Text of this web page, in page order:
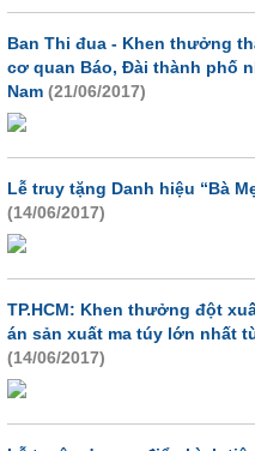
Ban Thi đua - Khen thưởng
cơ quan Báo, Đài thành phố
Nam (21/06/2017)
Lễ truy tặng Danh hiệu “Bà
(14/06/2017)
TP.HCM: Khen thưởng đột
án sản xuất ma túy lớn nhất
(14/06/2017)